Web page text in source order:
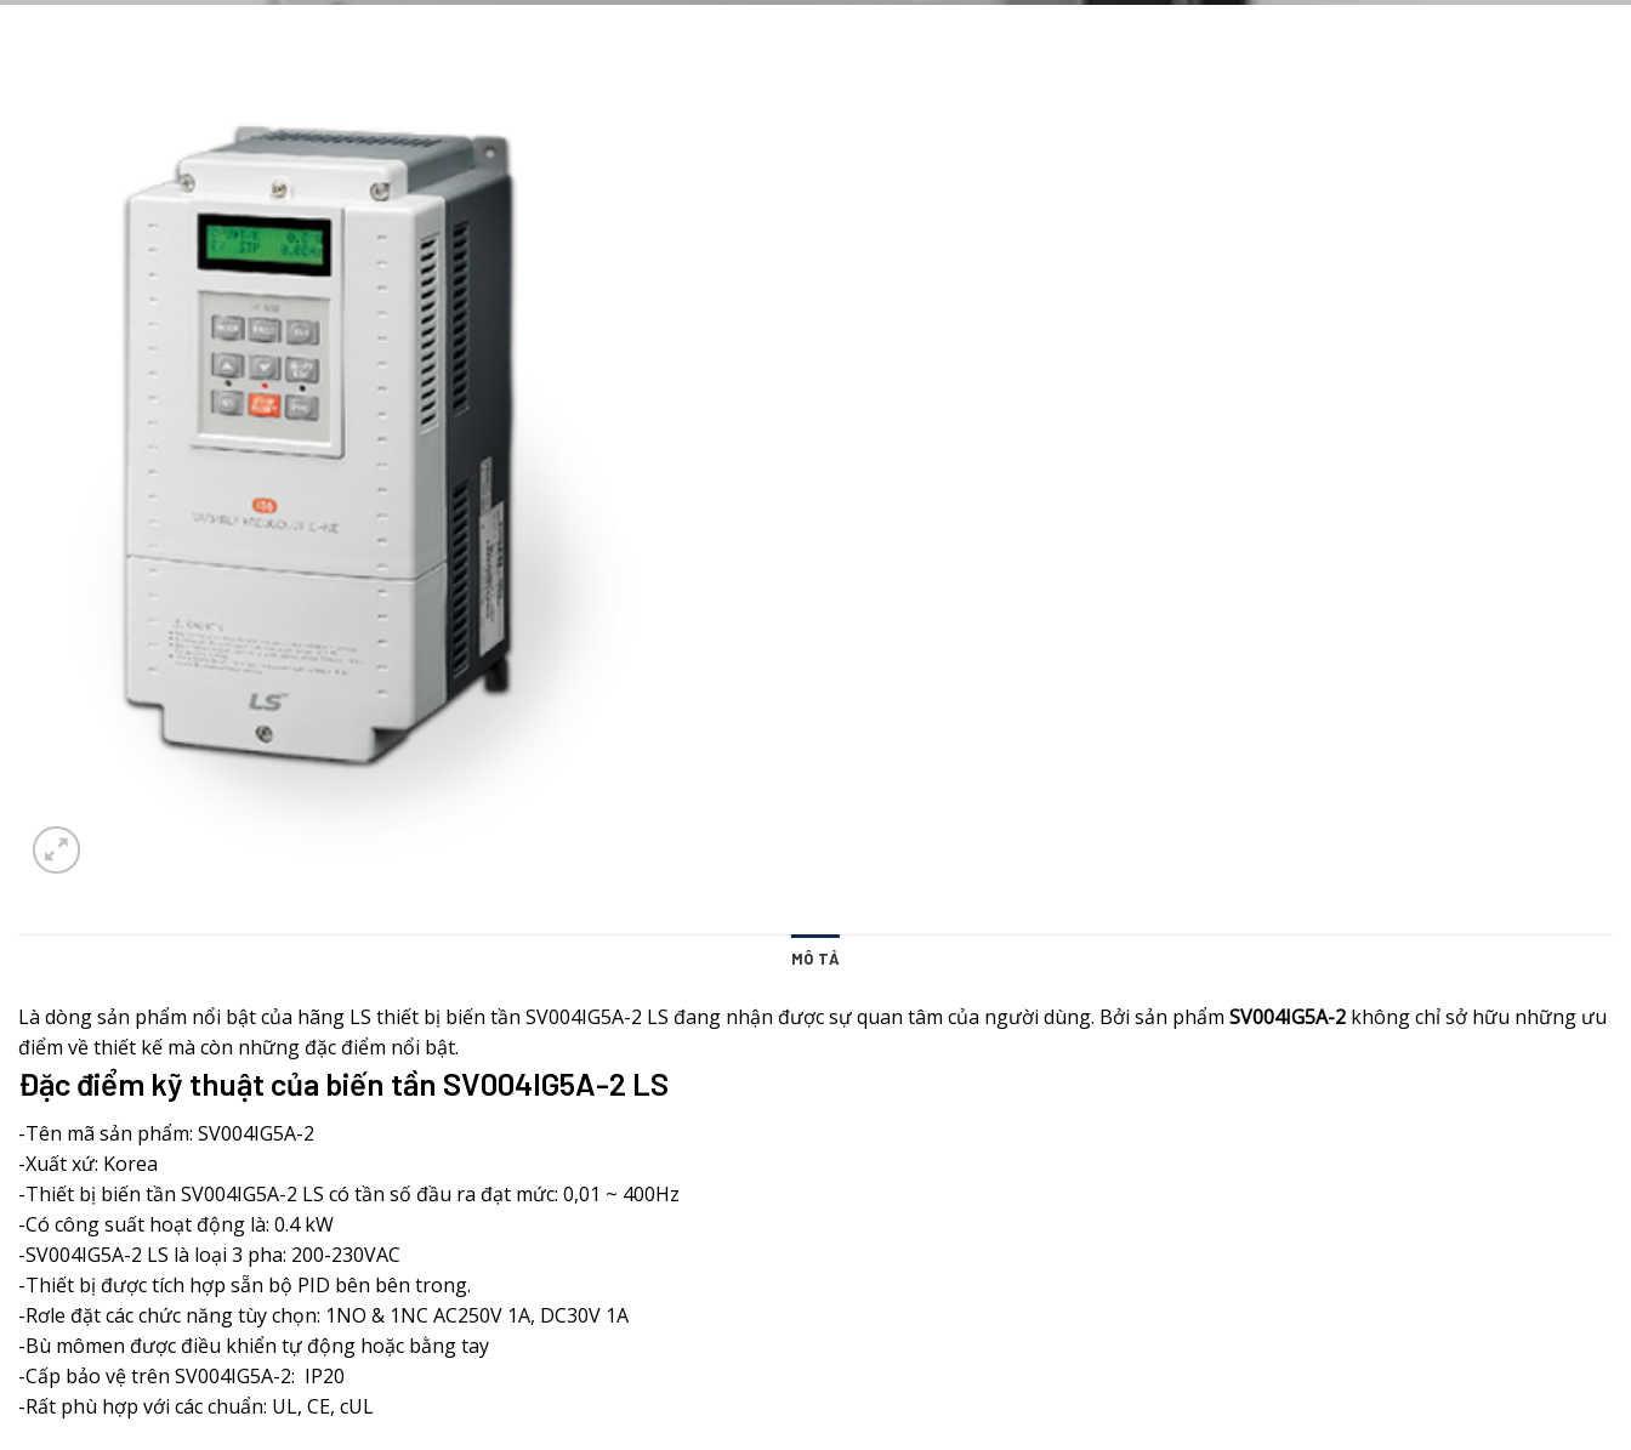
MÔ TẢ
Là dòng sản phẩm nổi bật của hãng LS thiết bị biến tần SV004IG5A-2 LS đang nhận được sự quan tâm của người dùng. Bởi sản phẩm SV004IG5A-2 không chỉ sở hữu những ưu
điểm về thiết kế mà còn những đặc điểm nổi bật.
Đặc điểm kỹ thuật của biến tần SV004IG5A-2 LS
-Tên mã sản phẩm: SV004IG5A-2
-Xuất xứ: Korea
-Thiết bị biến tần SV004IG5A-2 LS có tần số đầu ra đạt mức: 0,01 ~ 400Hz
-Có công suất hoạt động là: 0.4 kW
-SV004IG5A-2 LS là loại 3 pha: 200-230VAC
-Thiết bị được tích hợp sẵn bộ PID bên bên trong.
-Rơle đặt các chức năng tùy chọn: 1NO & 1NC AC250V 1A, DC30V 1A
-Bù mômen được điều khiển tự động hoặc bằng tay
-Cấp bảo vệ trên SV004IG5A-2: IP20
-Rất phù hợp với các chuẩn: UL, CE, cUL